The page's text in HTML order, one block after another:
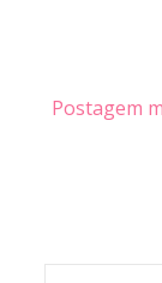
Postagem